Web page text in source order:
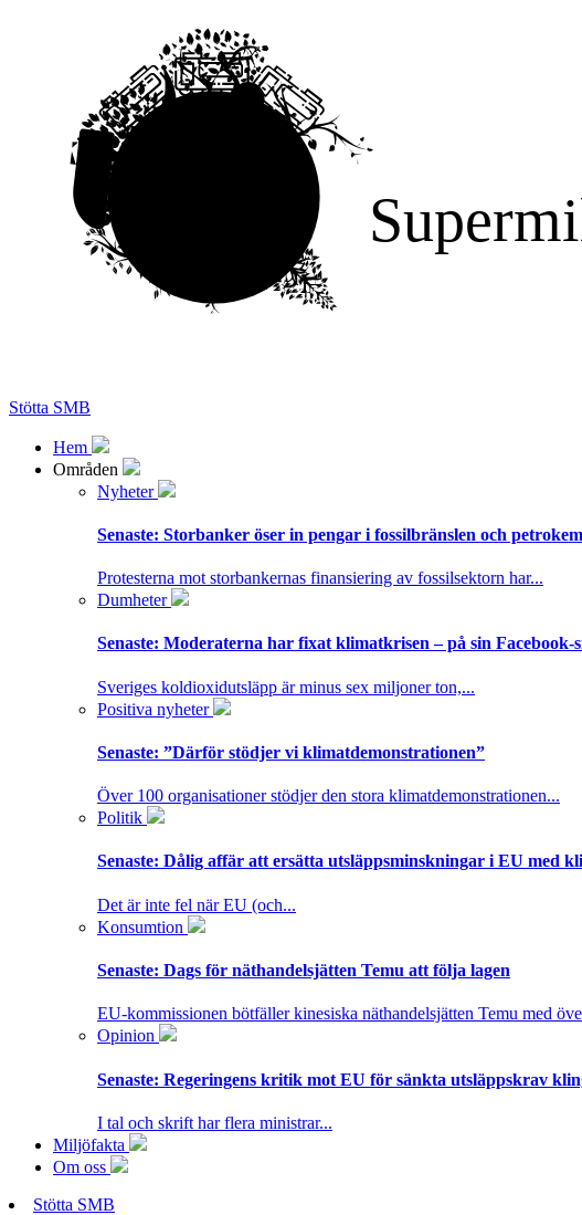
Stötta SMB
Hem
Områden
Nyheter
Senaste: Storbanker öser in pengar i fossilbränslen och
Protesterna mot storbankernas finansiering av fossilsektorn har...
Dumheter
Senaste: Moderaterna har fixat klimatkrisen – på sin Facebook-
Sveriges koldioxidutsläpp är minus sex miljoner ton,...
Positiva nyheter
Senaste: ”Därför stödjer vi klimatdemonstrationen”
Över 100 organisationer stödjer den stora klimatdemonstrationen...
Politik
Senaste: Dålig affär att ersätta utsläppsminskningar i EU med
Det är inte fel när EU (och...
Konsumtion
Senaste: Dags för näthandelsjätten Temu att följa lagen
EU-kommissionen bötfäller kinesiska näthandelsjätten Temu med
Opinion
Senaste: Regeringens kritik mot EU för sänkta utsläppskrav
I tal och skrift har flera ministrar...
Miljöfakta
Om oss
Stötta SMB